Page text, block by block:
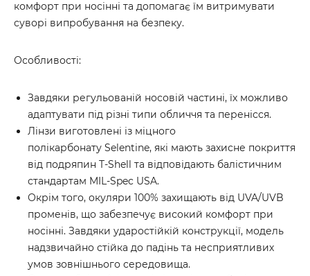
комфорт при носінні та допомагає їм витримувати
суворі випробування на безпеку.
Особливості:
Завдяки регульованій носовій частині, їх можливо
адаптувати під різні типи обличчя та перенісся.
Лінзи виготовлені із міцного
полікарбонату Selentine, які мають захисне покриття
від подряпин T-Shell та відповідають балістичним
стандартам MIL-Spec USA.
Окрім того, окуляри 100% захищають від UVA/UVB
променів, що забезпечує високий комфорт при
носінні. Завдяки ударостійкій конструкції, модель
надзвичайно стійка до падінь та несприятливих
умов зовнішнього середовища.